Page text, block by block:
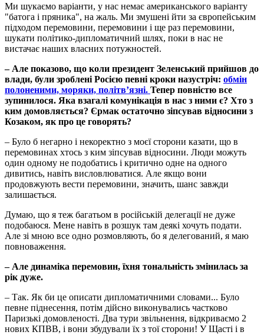
Ми шукаємо варіанти, у нас немає американського варіанту
"батога і пряника", на жаль. Ми змушені йти за європейським
підходом перемовини, перемовини і ще раз перемовини,
шукати політико-дипломатичний шлях, поки в нас не
вистачає наших власних потужностей.
– Але показово, що коли президент Зеленський прийшов до
влади, були зроблені Росією певні кроки назустріч: обмін
полоненими, моряки, політв’язні. Тепер повністю все
зупинилося. Яка взагалі комунікація в нас з ними є? Хто з
ким домовляється? Єрмак остаточно зіпсував відносини з
Козаком, як про це говорять?
– Було б негарно і некоректно з моєї сторони казати, що в
перемовинах хтось з ким зіпсував відносини. Люди можуть
один одному не подобатись і критично одне на одного
дивитись, навіть висловлюватися. Але якщо вони
продовжують вести перемовини, значить, шанс завжди
залишається.
Думаю, що я теж багатьом в російській делегації не дуже
подобаюся. Мене навіть в розшук там деякі хочуть подати.
Але зі мною все одно розмовляють, бо я делегований, я маю
повноваження.
– Але динаміка перемовин, їхня тональність змінилась за
рік дуже.
– Так. Як би це описати дипломатичними словами... Було
певне піднесення, потім дійсно виконувались частково
Паризькі домовленості. Два тури звільнення, відкриваємо 2
нових КПВВ, і вони збудували їх з тої сторони! У Щасті і в